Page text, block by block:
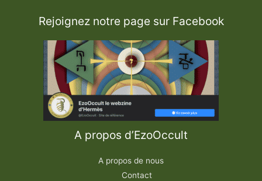
Rejoignez notre page sur Facebook
A propos d’EzoOccult
A propos de nous
Contact